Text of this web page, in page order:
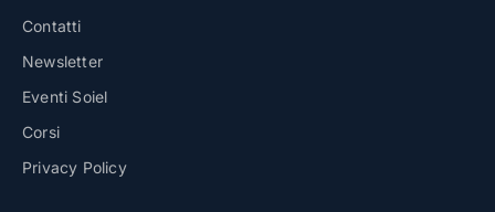
Contatti
Newsletter
Eventi Soiel
Corsi
Privacy Policy